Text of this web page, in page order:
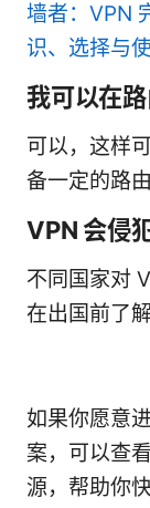
墙者：VPN
识、选择与
我可以在路
可以，这样
备一定的路
VPN 会侵
不同国家对
在出国前了
如果你愿意
案，可以查
源，帮助你